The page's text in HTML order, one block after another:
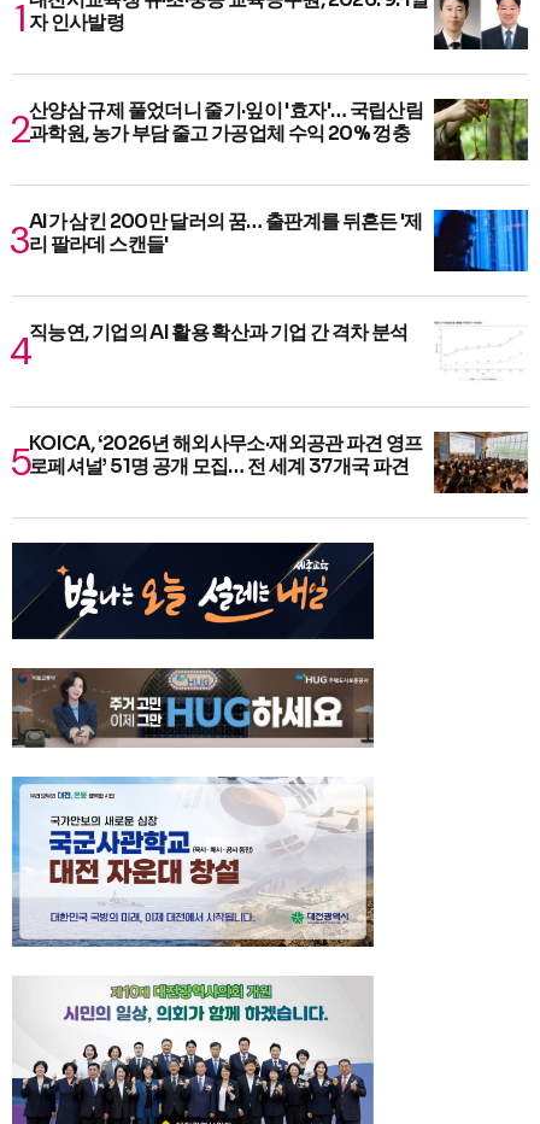
자 인사발령
산양삼 규제 풀었더니 줄기·잎이 '효자'… 국립산림
과학원, 농가 부담 줄고 가공업체 수익 20% 껑충
AI가 삼킨 200만 달러의 꿈… 출판계를 뒤흔든 '제
리 팔라데 스캔들'
직능연, 기업의 AI 활용 확산과 기업 간 격차 분석
KOICA, ‘2026년 해외사무소·재외공관 파견 영프
로페셔널’ 51명 공개 모집… 전 세계 37개국 파견